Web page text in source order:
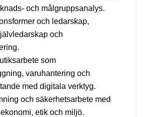
och målgruppsanalys.
och ledarskap,
och
som
varuhantering och
med digitala verktyg.
och säkerhetsarbete med
etik och miljö.